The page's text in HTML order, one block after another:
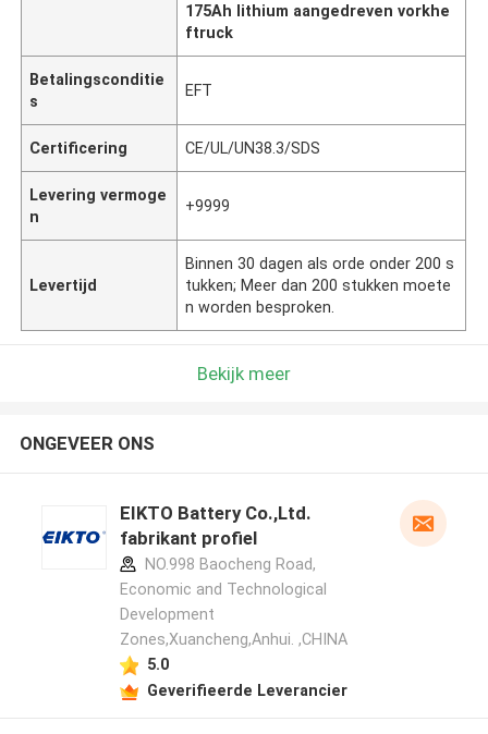
175Ah lithium aangedreven vorkhe
ftruck
Betalingsconditie
s
EFT
Certificering CE/UL/UN38.3/SDS
Levering vermoge
n
+9999
Levertijd
Binnen 30 dagen als orde onder 200 s
tukken; Meer dan 200 stukken moete
n worden besproken.
Bekijk meer
ONGEVEER ONS
EIKTO Battery Co.,Ltd.
fabrikant profiel
NO.998 Baocheng Road,
Economic and Technological
Development
Zones,Xuancheng,Anhui. ,CHINA
5.0
Geverifieerde Leverancier